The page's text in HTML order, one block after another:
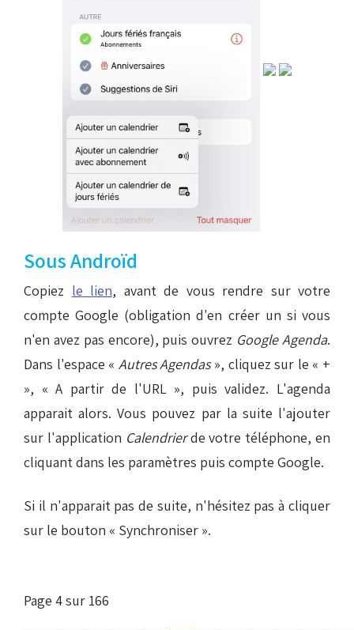
Sous Androïd
Copiez le lien, avant de vous rendre sur votre
compte Google (obligation d'en créer un si vous
n'en avez pas encore), puis ouvrez Google Agenda.
Dans l'espace « Autres Agendas», cliquez sur le « +
», « A partir de l'URL », puis validez. L'agenda
apparait alors. Vous pouvez par la suite l'ajouter
sur l'application Calendrierde votre téléphone, en
cliquant dans les paramètres puis compte Google.
Si il n'apparait pas de suite, n'hésitez pas à cliquer
sur le bouton « Synchroniser ».
Page 4 sur 166